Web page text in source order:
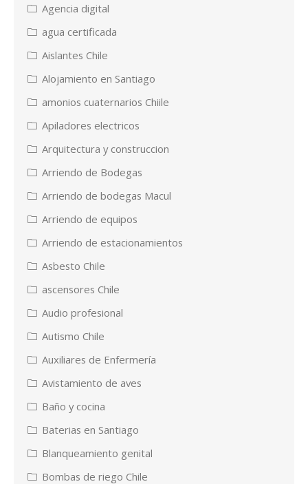
Agencia digital
agua certificada
Aislantes Chile
Alojamiento en Santiago
amonios cuaternarios Chiile
Apiladores electricos
Arquitectura y construccion
Arriendo de Bodegas
Arriendo de bodegas Macul
Arriendo de equipos
Arriendo de estacionamientos
Asbesto Chile
ascensores Chile
Audio profesional
Autismo Chile
Auxiliares de Enfermería
Avistamiento de aves
Baño y cocina
Baterias en Santiago
Blanqueamiento genital
Bombas de riego Chile